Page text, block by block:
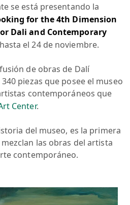
se está presentando la
for the 4th Dimension
Dali and Contemporary
el 24 de noviembre.
de obras de Dalí
piezas que posee el museo
contemporáneos que
Center.
del museo, es la primera
las obras del artista
contemporáneo.